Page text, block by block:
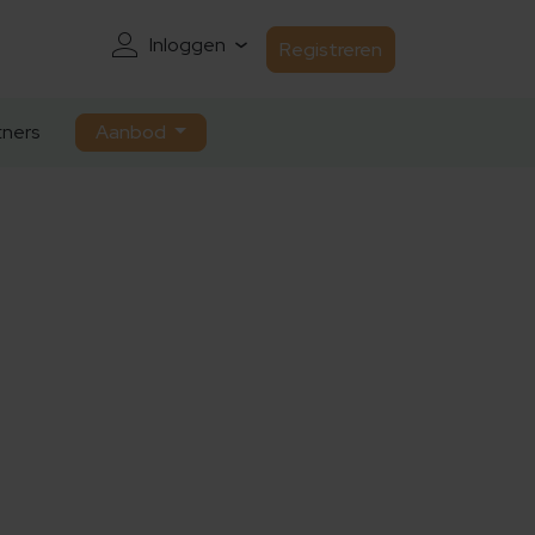
Inloggen Registreren
Aanbod